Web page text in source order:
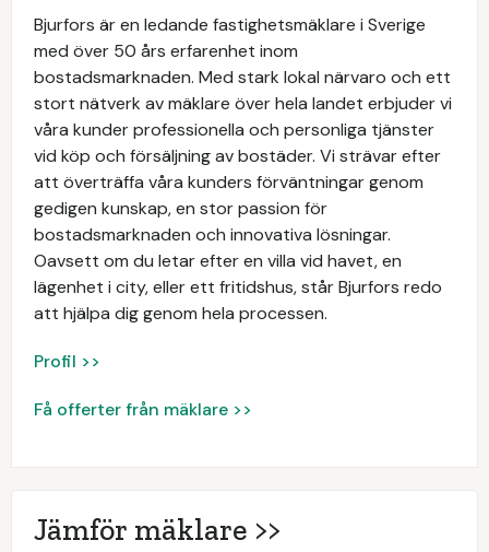
Bjurfors är en ledande fastighetsmäklare i Sverige
med över 50 års erfarenhet inom
bostadsmarknaden. Med stark lokal närvaro och ett
stort nätverk av mäklare över hela landet erbjuder vi
våra kunder professionella och personliga tjänster
vid köp och försäljning av bostäder. Vi strävar efter
att överträffa våra kunders förväntningar genom
gedigen kunskap, en stor passion för
bostadsmarknaden och innovativa lösningar.
Oavsett om du letar efter en villa vid havet, en
lägenhet i city, eller ett fritidshus, står Bjurfors redo
att hjälpa dig genom hela processen.
Profil >>
Få offerter från mäklare >>
Jämför mäklare >>